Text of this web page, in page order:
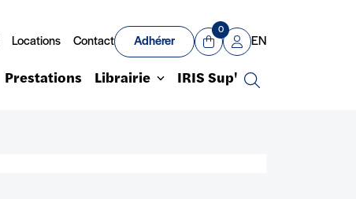
Locations Contact Adhérer
Panier
0
Mon compte
EN
Prestations Librairie IRIS Sup'
Recherche